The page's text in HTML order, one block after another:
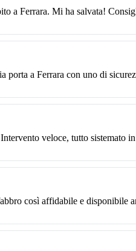
a Ferrara. Mi ha salvata!
a Ferrara con uno di
veloce, tutto sistemato
così affidabile e disponibile